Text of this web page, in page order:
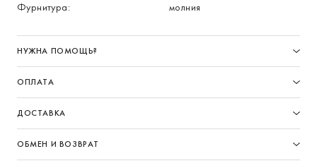
Фурнитура:
молния
НУЖНА ПОМОЩЬ?
ОПЛАТА
ДОСТАВКА
ОБМЕН И ВОЗВРАТ